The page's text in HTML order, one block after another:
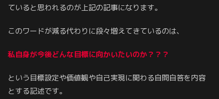
ていると思われるのが上記の記事になります。
このワードが減る代わりに段々増えてきているのは、
私自身が今後どんな目標に向かいたいのか？？？
という目標設定や価値観や自己実現に関わる自問自答を内容
とする記述です。